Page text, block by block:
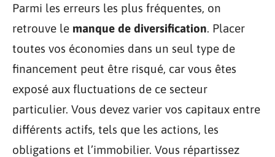
Parmi les erreurs les plus fréquentes, on
retrouve le manque de diversification. Placer
toutes vos économies dans un seul type de
financement peut être risqué, car vous êtes
exposé aux fluctuations de ce secteur
particulier. Vous devez varier vos capitaux entre
différents actifs, tels que les actions, les
obligations et l’immobilier. Vous répartissez